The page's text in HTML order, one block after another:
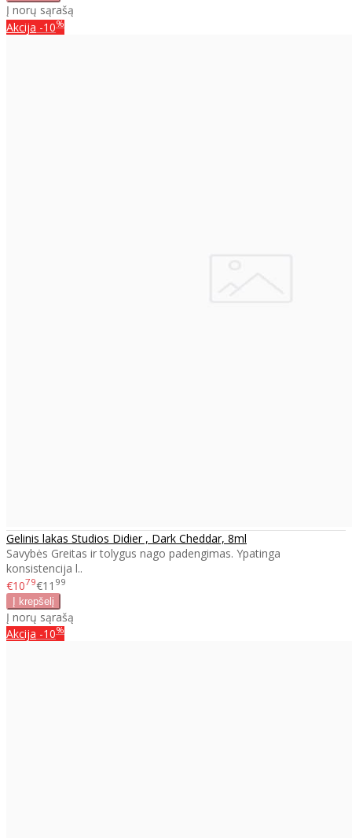
Į norų sąrašą
Akcija -10%
Gelinis lakas Studios Didier , Dark Cheddar, 8ml
Savybės Greitas ir tolygus nago padengimas. Ypatinga
konsistencija l..
€1079€11 99
Į norų sąrašą
Akcija -10%